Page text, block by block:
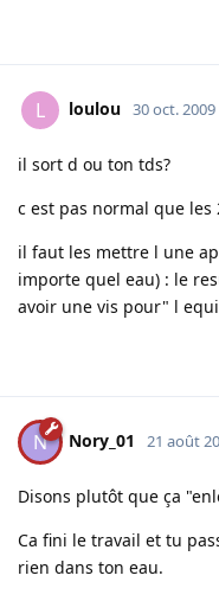
L loulou 30 oct. 2009
il sort d ou ton tds?
c est pas normal que
il faut les mettre l une
importe quel eau) : le
avoir une vis pour" l
N Nory_01 21 août
Disons plutôt que ça
Ca fini le travail et tu
rien dans ton eau.